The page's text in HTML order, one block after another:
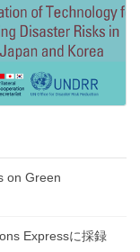
on Green
Expressに採録